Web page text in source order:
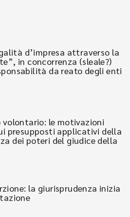
d’impresa attraverso la
in concorrenza (sleale?)
da reato degli enti
le motivazioni
presupposti applicativi della
dei poteri del giudice della
la giurisprudenza inizia